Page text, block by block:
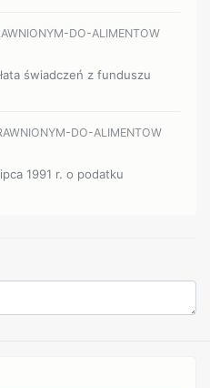
DO-ALIMENTOW
świadczeń z funduszu
DO-ALIMENTOW
1991 r. o podatku